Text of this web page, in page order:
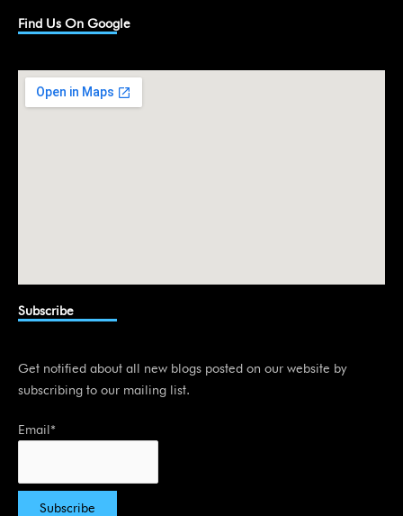
k
e
i
n
Find Us On Google
Subscribe
Get notified about all new blogs posted on our website by
subscribing to our mailing list.
Email*